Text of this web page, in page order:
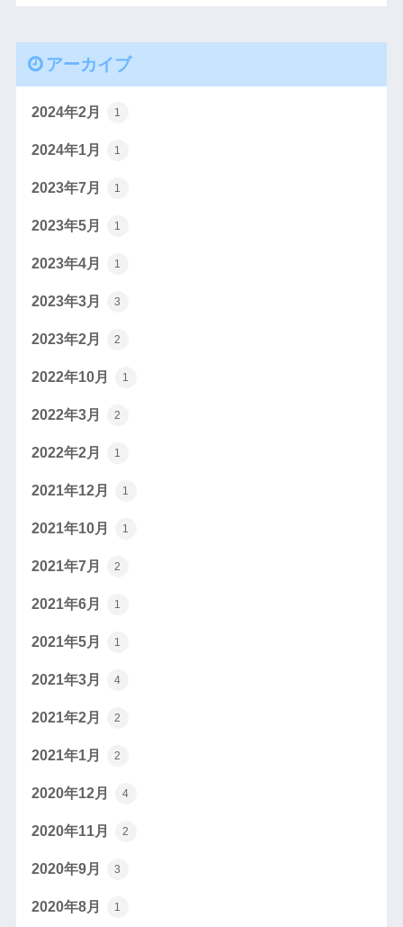
アーカイブ
2024年2月 1
2024年1月 1
2023年7月 1
2023年5月 1
2023年4月 1
2023年3月 3
2023年2月 2
2022年10月 1
2022年3月 2
2022年2月 1
2021年12月 1
2021年10月 1
2021年7月 2
2021年6月 1
2021年5月 1
2021年3月 4
2021年2月 2
2021年1月 2
2020年12月 4
2020年11月 2
2020年9月 3
2020年8月 1